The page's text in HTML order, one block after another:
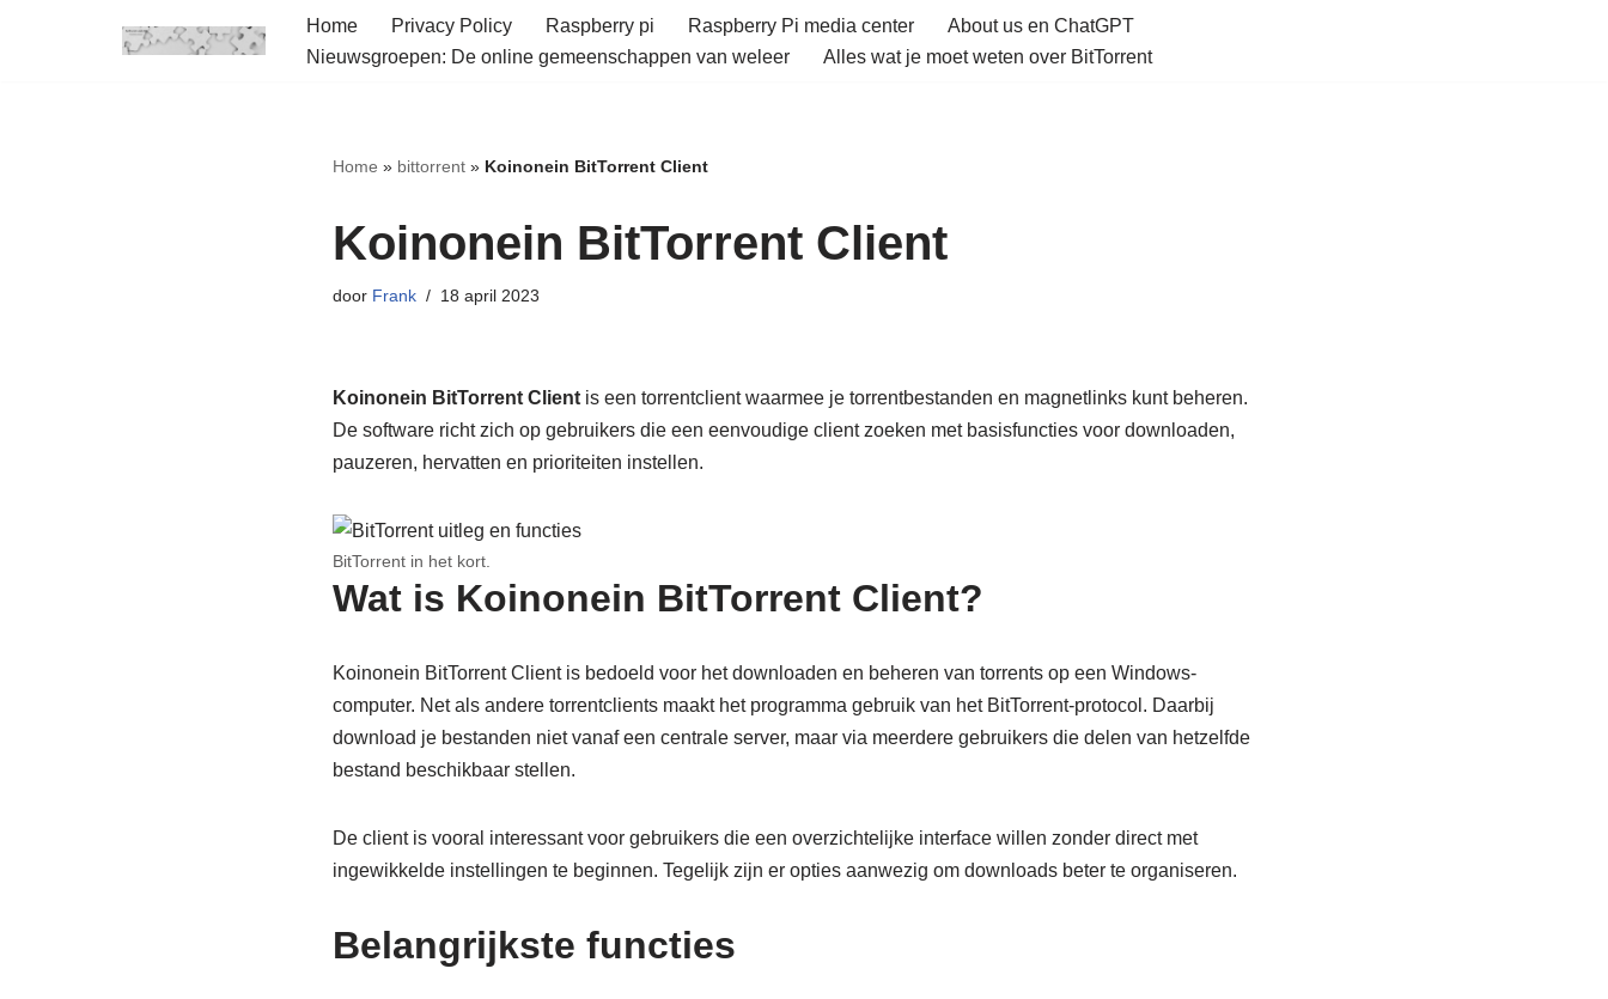
Home Privacy Policy Raspberry pi Raspberry Pi media center
About us en ChatGPT
Nieuwsgroepen: De online gemeenschappen van weleer
Alles wat je moet weten over BitTorrent
Home » bittorrent» Koinonein BitTorrent Client
Koinonein BitTorrent Client
door Frank 18 april 2023
Koinonein BitTorrent Clientis een torrentclient waarmee je torrentbestanden en magnetlinks kunt beheren.
De software richt zich op gebruikers die een eenvoudige client zoeken met basisfuncties voor downloaden,
pauzeren, hervatten en prioriteiten instellen.
BitTorrent in het kort.
Wat is Koinonein BitTorrent Client?
Koinonein BitTorrent Client is bedoeld voor het downloaden en beheren van torrents op een Windows-
computer. Net als andere torrentclients maakt het programma gebruik van het BitTorrent-protocol. Daarbij
download je bestanden niet vanaf een centrale server, maar via meerdere gebruikers die delen van hetzelfde
bestand beschikbaar stellen.
De client is vooral interessant voor gebruikers die een overzichtelijke interface willen zonder direct met
ingewikkelde instellingen te beginnen. Tegelijk zijn er opties aanwezig om downloads beter te organiseren.
Belangrijkste functies